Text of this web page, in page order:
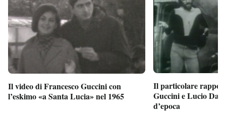
Il video di Francesco Guccini con
l’eskimo «a Santa Lucia» nel 1965
Il particolare
Guccini e Lucio
d’epoca